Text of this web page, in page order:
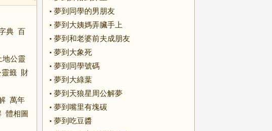
典 百
地公靈
靈籤 財
萬年
體相圖
夢到同學的男朋友
夢到大姨媽弄臟手上
夢到和老婆前夫成朋友
夢到大象死
夢到同學號碼
夢到大綠葉
夢到天狼星周公解夢
夢到嘴里有塊碳
夢到吃豆醬